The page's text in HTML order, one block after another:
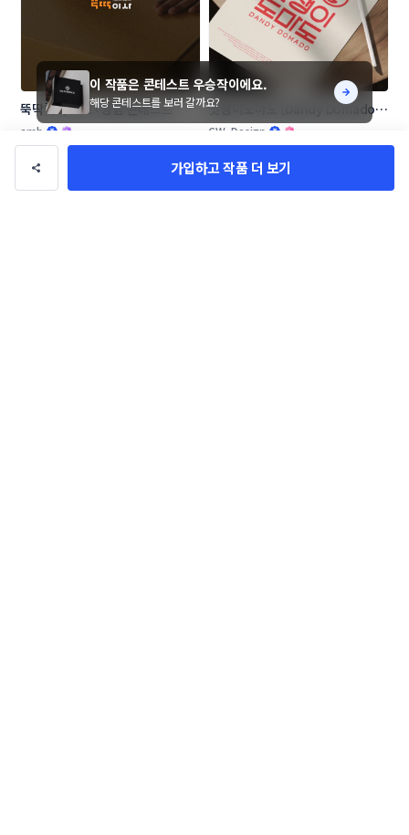
뚝딱이사 로고+명함 콘테스트
amh
멋쟁이도마도 (Dandy Domado
로고 콘테스트
CW_Design
가입하고 작품 더 보기
이 작품은 콘테스트 우승작이에요.
해당 콘테스트를 보러 갈까요?